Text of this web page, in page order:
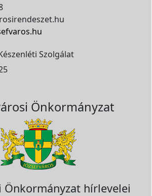
Szolgálat
Önkormányzat
Önkormányzat hírlevelei